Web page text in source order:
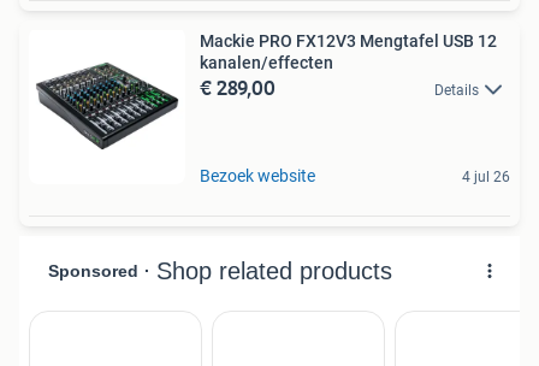
Mackie PRO FX12V3 Mengtafel USB 12
kanalen/effecten
€ 289,00 Details
Bezoek website 4 jul 26